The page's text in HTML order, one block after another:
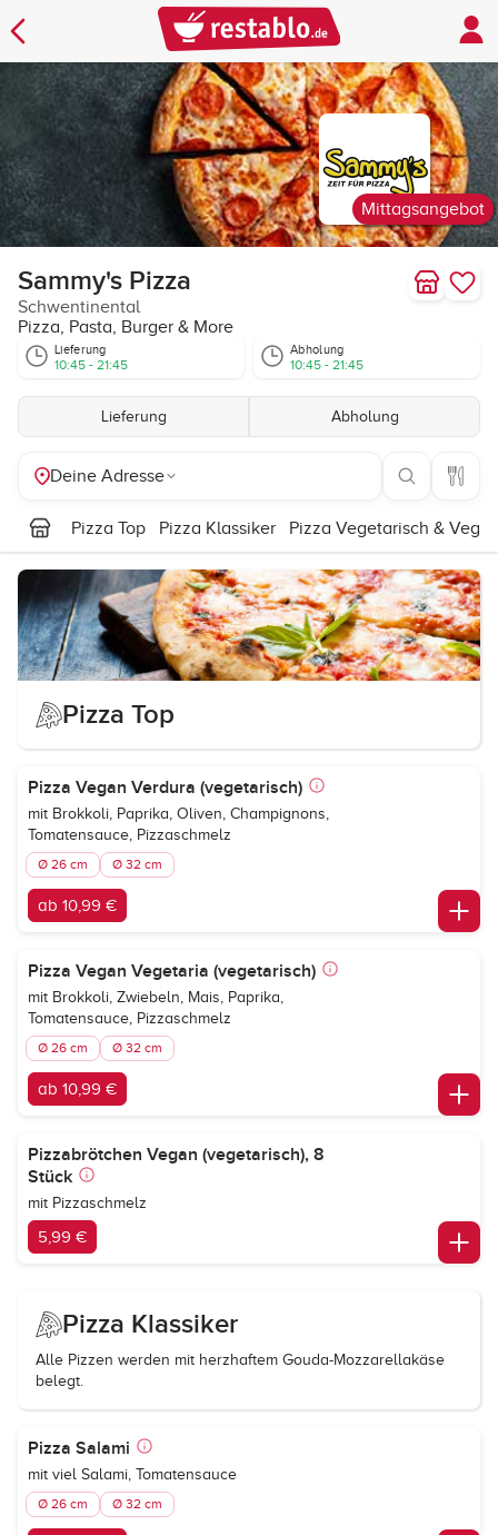
Mittagsangebot
Sammy's Pizza
Schwentinental
Pizza, Pasta, Burger & More
Lieferung
10:45 - 21:45
Abholung
10:45 - 21:45
Lieferung Abholung
Deine Adresse
Pizza Top Pizza Klassiker Pizza Vegetarisch &
Pizza Top
Pizza Vegan Verdura (vegetarisch)
mit Brokkoli, Paprika, Oliven, Champignons,
Tomatensauce, Pizzaschmelz
Ø 26 cm Ø 32 cm
ab 10,99 €
Pizza Vegan Vegetaria (vegetarisch)
mit Brokkoli, Zwiebeln, Mais, Paprika,
Tomatensauce, Pizzaschmelz
Ø 26 cm Ø 32 cm
ab 10,99 €
Pizzabrötchen Vegan (vegetarisch), 8
Stück
mit Pizzaschmelz
5,99 €
Pizza Klassiker
Alle Pizzen werden mit herzhaftem Gouda-Mozzarellakäse
belegt.
Pizza Salami
mit viel Salami, Tomatensauce
Ø 26 cm Ø 32 cm